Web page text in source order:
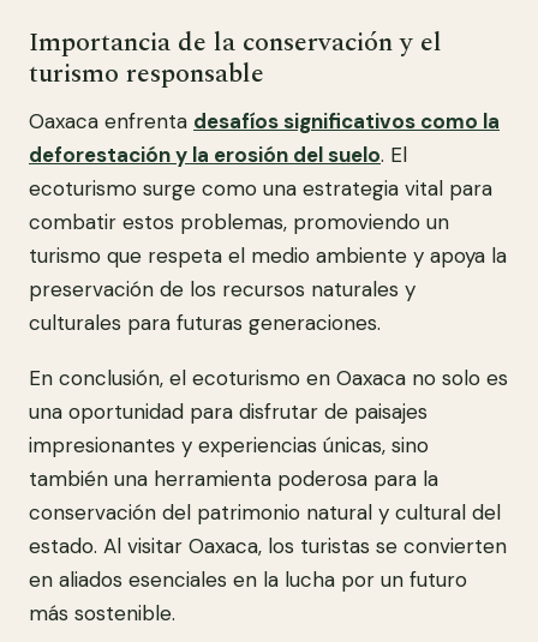
Importancia de la conservación y el
turismo responsable
Oaxaca enfrenta desafíos significativos como la
deforestación y la erosión del suelo. El
ecoturismo surge como una estrategia vital para
combatir estos problemas, promoviendo un
turismo que respeta el medio ambiente y apoya la
preservación de los recursos naturales y
culturales para futuras generaciones.
En conclusión, el ecoturismo en Oaxaca no solo es
una oportunidad para disfrutar de paisajes
impresionantes y experiencias únicas, sino
también una herramienta poderosa para la
conservación del patrimonio natural y cultural del
estado. Al visitar Oaxaca, los turistas se convierten
en aliados esenciales en la lucha por un futuro
más sostenible.